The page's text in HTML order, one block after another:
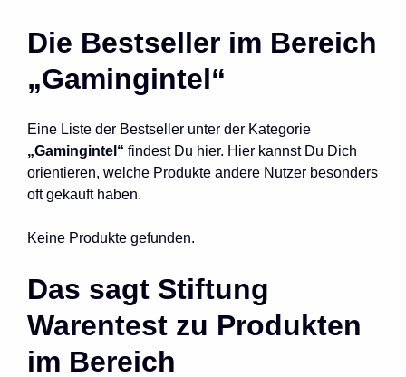
Die Bestseller im Bereich
„Gamingintel“
Eine Liste der Bestseller unter der Kategorie
„Gamingintel“ findest Du hier. Hier kannst Du Dich
orientieren, welche Produkte andere Nutzer besonders
oft gekauft haben.
Keine Produkte gefunden.
Das sagt Stiftung
Warentest zu Produkten
im Bereich